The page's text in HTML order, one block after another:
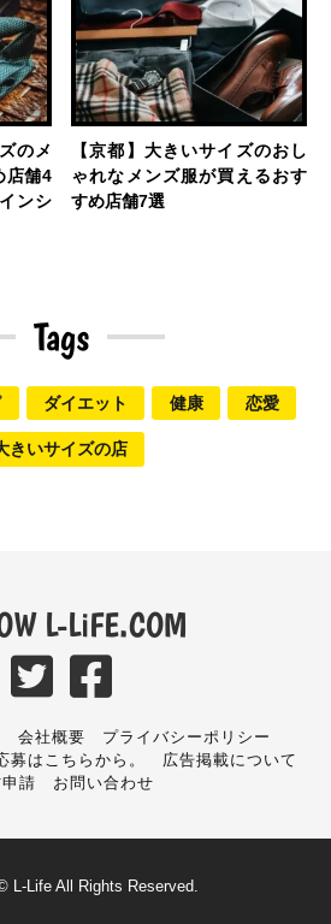
のメ
店舗4
ンシ
【京都】大きいサイズのおし
ゃれなメンズ服が買えるおす
すめ店舗7選
Tags
ダイエット 健康 恋愛
きいサイズの店
L-LiFE.COM
会社概要
プライバシーポリシー
募はこちらから。
広告掲載について
請
お問い合わせ
L-Life All Rights Reserved.